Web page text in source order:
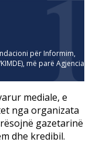
për Informim,
më parë Agjencia
mediale, e
nga organizata
gazetarinë
dhe kredibil.